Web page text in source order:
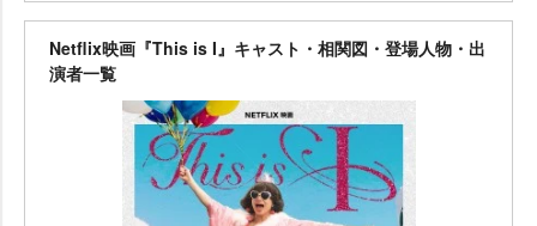
Netflix映画『This is I』キャスト・相関図・登場人物・出
演者一覧